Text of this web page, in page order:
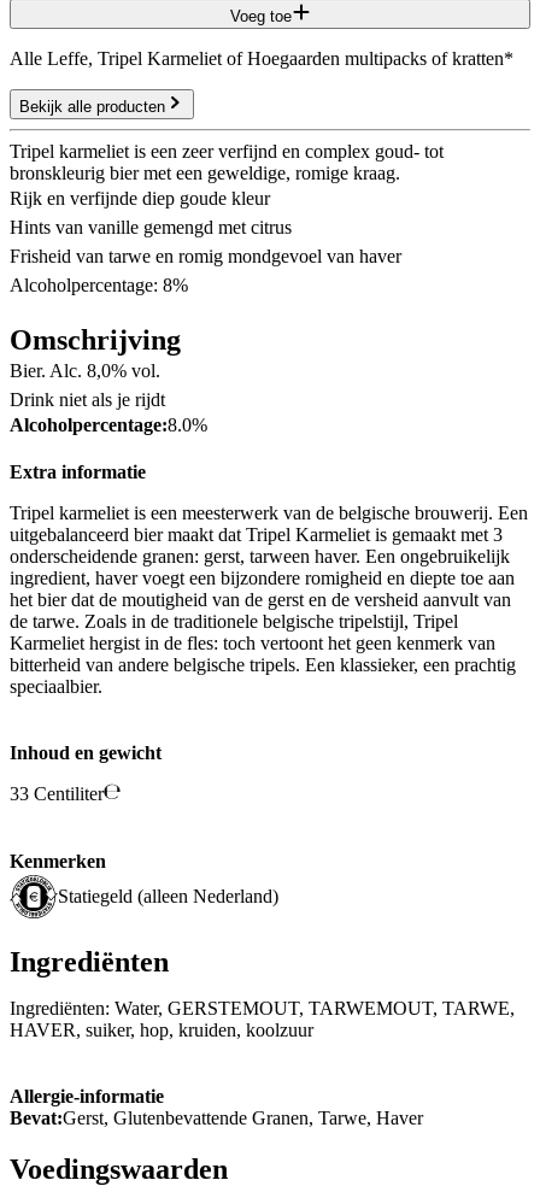
Voeg toe
Alle Leffe, Tripel Karmeliet of Hoegaarden multipacks of kratten*
Bekijk alle producten
Tripel karmeliet is een zeer verfijnd en complex goud- tot
bronskleurig bier met een geweldige, romige kraag.
Rijk en verfijnde diep goude kleur
Hints van vanille gemengd met citrus
Frisheid van tarwe en romig mondgevoel van haver
Alcoholpercentage: 8%
Omschrijving
Bier. Alc. 8,0% vol.
Drink niet als je rijdt
Alcoholpercentage:8.0%
Extra informatie
Tripel karmeliet is een meesterwerk van de belgische brouwerij. Een
uitgebalanceerd bier maakt dat Tripel Karmeliet is gemaakt met 3
onderscheidende granen: gerst, tarween haver. Een ongebruikelijk
ingredient, haver voegt een bijzondere romigheid en diepte toe aan
het bier dat de moutigheid van de gerst en de versheid aanvult van
de tarwe. Zoals in de traditionele belgische tripelstijl, Tripel
Karmeliet hergist in de fles: toch vertoont het geen kenmerk van
bitterheid van andere belgische tripels. Een klassieker, een prachtig
speciaalbier.
Inhoud en gewicht
33 Centiliter
Kenmerken
Statiegeld (alleen Nederland)
Ingrediënten
Ingrediënten: Water, GERSTEMOUT, TARWEMOUT, TARWE,
HAVER, suiker, hop, kruiden, koolzuur
Allergie-informatie
Bevat:Gerst, Glutenbevattende Granen, Tarwe, Haver
Voedingswaarden